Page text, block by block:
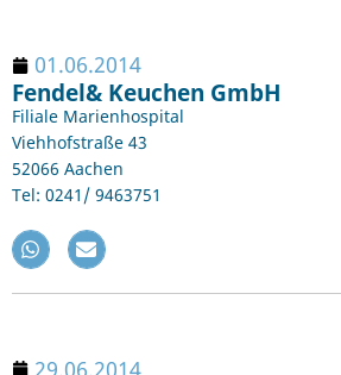
01.06.2014
Fendel& Keuchen GmbH
Filiale Marienhospital
Viehhofstraße 43
52066 Aachen
Tel: 0241/ 9463751
29.06.2014